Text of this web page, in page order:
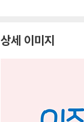
상세 이미지